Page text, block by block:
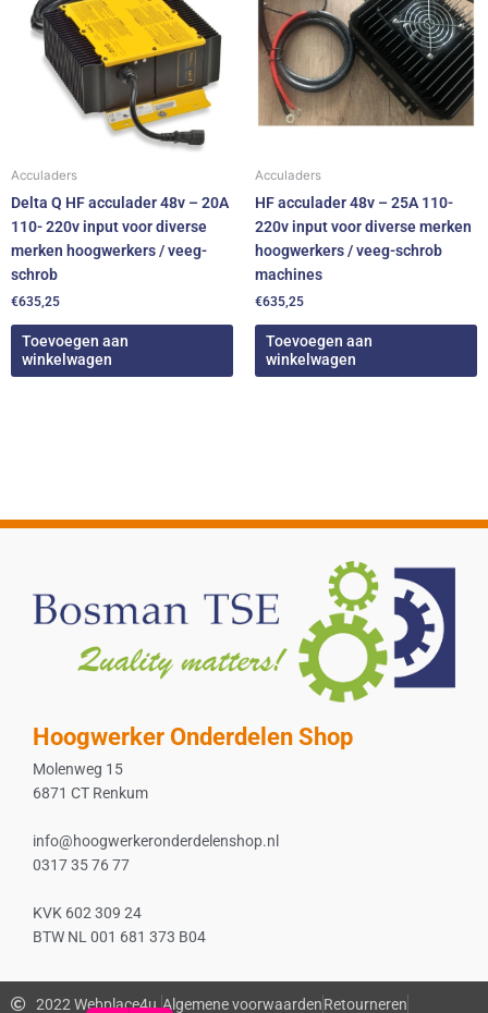
Acculaders
Delta Q HF acculader 48v – 20A
110- 220v input voor diverse
merken hoogwerkers / veeg-
schrob
€635,25
Toevoegen aan
winkelwagen
Acculaders
HF acculader 48v – 25A 110-
220v input voor diverse merken
hoogwerkers / veeg-schrob
machines
€635,25
Toevoegen aan
winkelwagen
Hoogwerker Onderdelen Shop
Molenweg 15
6871 CT Renkum
info@hoogwerkeronderdelenshop.nl
0317 35 76 77
KVK 602 309 24
BTW NL 001 681 373 B04
2022 Webplace4u.Algemene voorwaardenRetourneren